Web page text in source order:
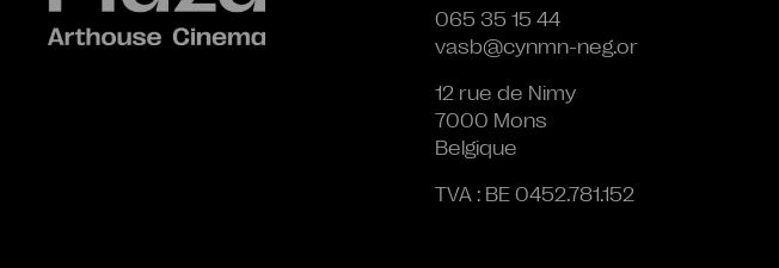
065 35 15 44
vasb@cynmn-neg.or
12 rue de Nimy
7000 Mons
Belgique
TVA : BE 0452.781.152